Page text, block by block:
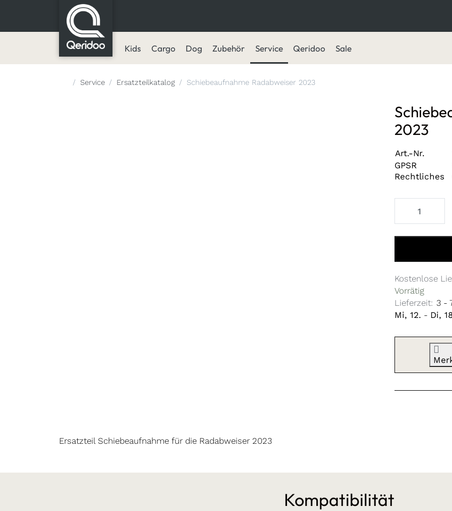
Kids Cargo Dog Zubehör Service Qeridoo Sale
Startseite
Service Ersatzteilkatalog Schiebeaufnahme Radabweiser 2023
Ersatzteil Schiebeaufnahme für die Radabweiser 2023
2023
Art.-Nr.
GPSR
Rechtliches
Kostenlose
Vorrätig
Lieferzeit: 3 -
Mi, 12. - Di,
Kompatibilität